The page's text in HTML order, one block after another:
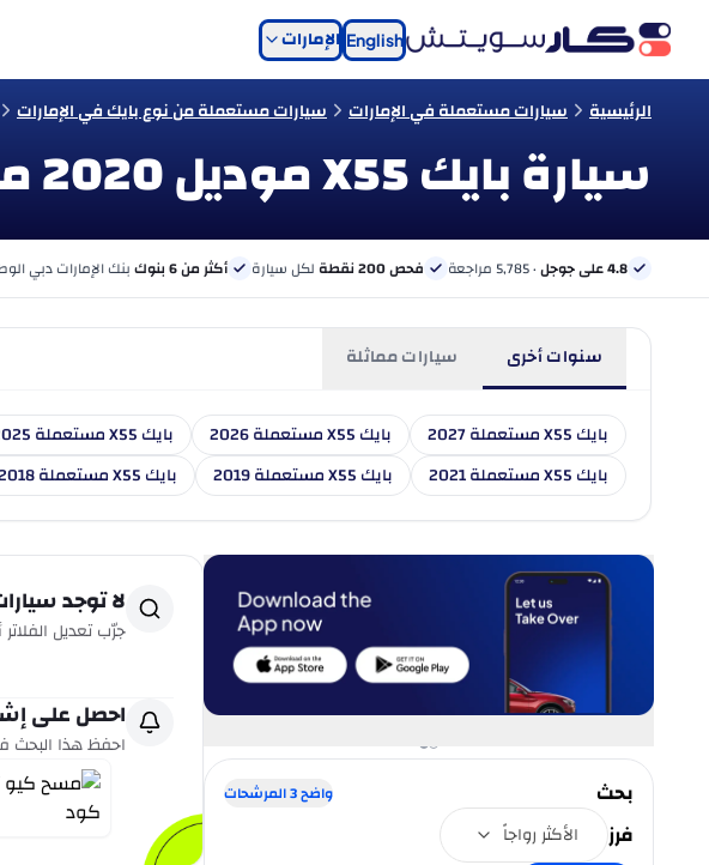
English الإمارات
الرئيسية سيارات مستعملة في الإمارات سيارات مستعملة من نوع بايك في الإمارات
سيارة بايك X55 موديل 2020 مستعملة للبيع في الإمارات
4.8 على جوجل · 5,785 مراجعة فحص 200 نقطة لكل سيارة أكثر من 6 بنوك بنك الإمارات دبي
سنوات أخرى سيارات مماثلة
بايك X55 مستعملة 2027 بايك X55 مستعملة 2026 بايك X55 مستعملة 2025
بايك X55 مستعملة 2021
بايك X55 مستعملة 2019 بايك X55 مستعملة 2018
بحث واضح3المرشحات
فرز
الأكثر رواجاً
لا توجد
جرّب تعديل
احصل على
احفظ هذا